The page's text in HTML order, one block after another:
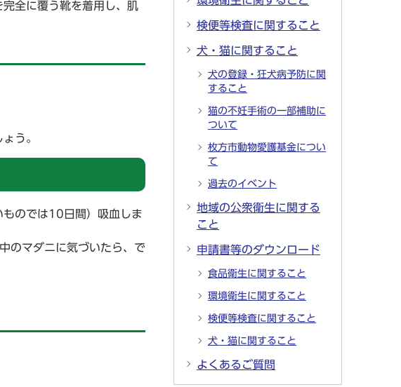
全に覆う靴を着用し、肌
う。
ものでは10日間）吸血しま
のマダニに気づいたら、で
検便等検査に関すること
犬・猫に関すること
犬の登録・狂犬病予防に関
すること
猫の不妊手術の一部補助に
ついて
枚方市動物愛護基金につい
て
過去のイベント
地域の公衆衛生に関する
こと
申請書等のダウンロード
食品衛生に関すること
環境衛生に関すること
検便等検査に関すること
犬・猫に関すること
よくあるご質問